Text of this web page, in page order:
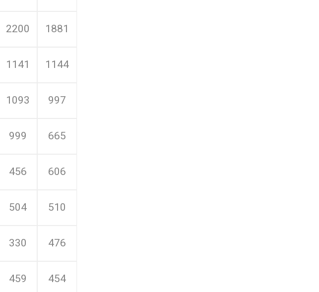
2200 1881
1141 1144
1093 997
999 665
456 606
504 510
330 476
459 454